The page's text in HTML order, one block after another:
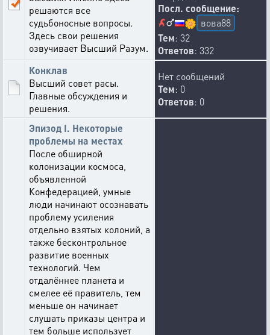
решаются все
судьбоносные вопросы.
Здесь свои решения
озвучивает Высший Разум.
Посл. сообщение:
🌼 вова88
Тем: 32
Ответов: 332
Конклав
Высший совет расы.
Главные обсуждения и
решения.
Нет сообщений
Тем: 0
Ответов: 0
Эпизод I. Некоторые
проблемы на местах
После обширной
колонизации космоса,
объявленной
Конфедерацией, умные
люди начинают осознавать
проблему усиления
отдельно взятых колоний, а
также бесконтрольное
развитие военных
технологий. Чем
отдалённее планета и
смелее её правитель, тем
меньше он начинает
слушать приказы центра и
тем больше использует